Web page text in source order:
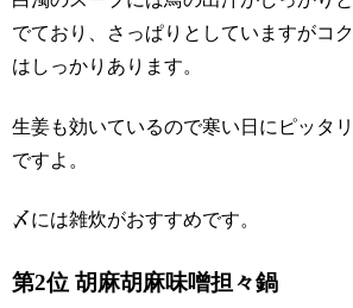
でており、さっぱりとしていますがコク
はしっかりあります。
生姜も効いているので寒い日にピッタリ
ですよ。
〆には雑炊がおすすめです。
第2位 胡麻胡麻味噌担々鍋